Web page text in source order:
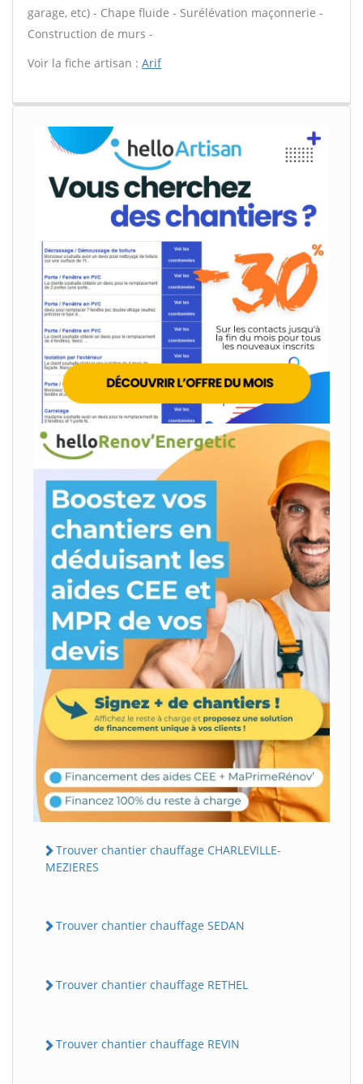
garage, etc) - Chape fluide - Surélévation maçonnerie -
Construction de murs -
Voir la fiche artisan : Arif
Trouver chantier chauffage CHARLEVILLE-
MEZIERES
Trouver chantier chauffage SEDAN
Trouver chantier chauffage RETHEL
Trouver chantier chauffage REVIN